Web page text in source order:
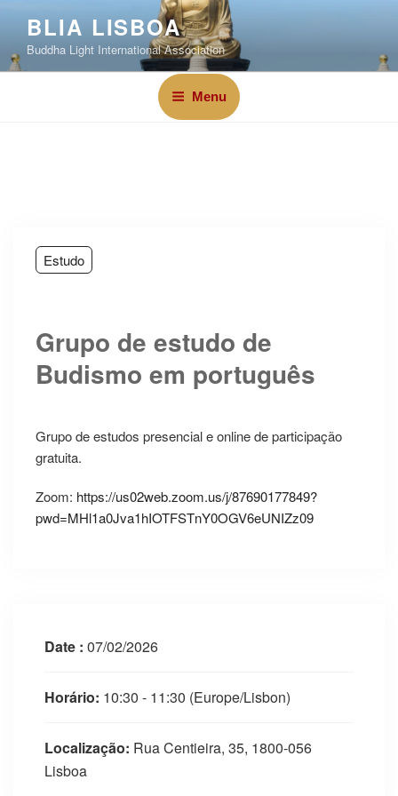
BLIA LISBOA
Buddha Light International Association
Menu
Estudo
Grupo de estudo de
Budismo em português
Grupo de estudos presencial e online de participação
gratuita.
Zoom: https://us02web.zoom.us/j/87690177849?
pwd=MHl1a0Jva1hIOTFSTnY0OGV6eUNIZz09
Date : 07/02/2026
Horário: 10:30 - 11:30 (Europe/Lisbon)
Localização: Rua Centieira, 35, 1800-056
Lisboa